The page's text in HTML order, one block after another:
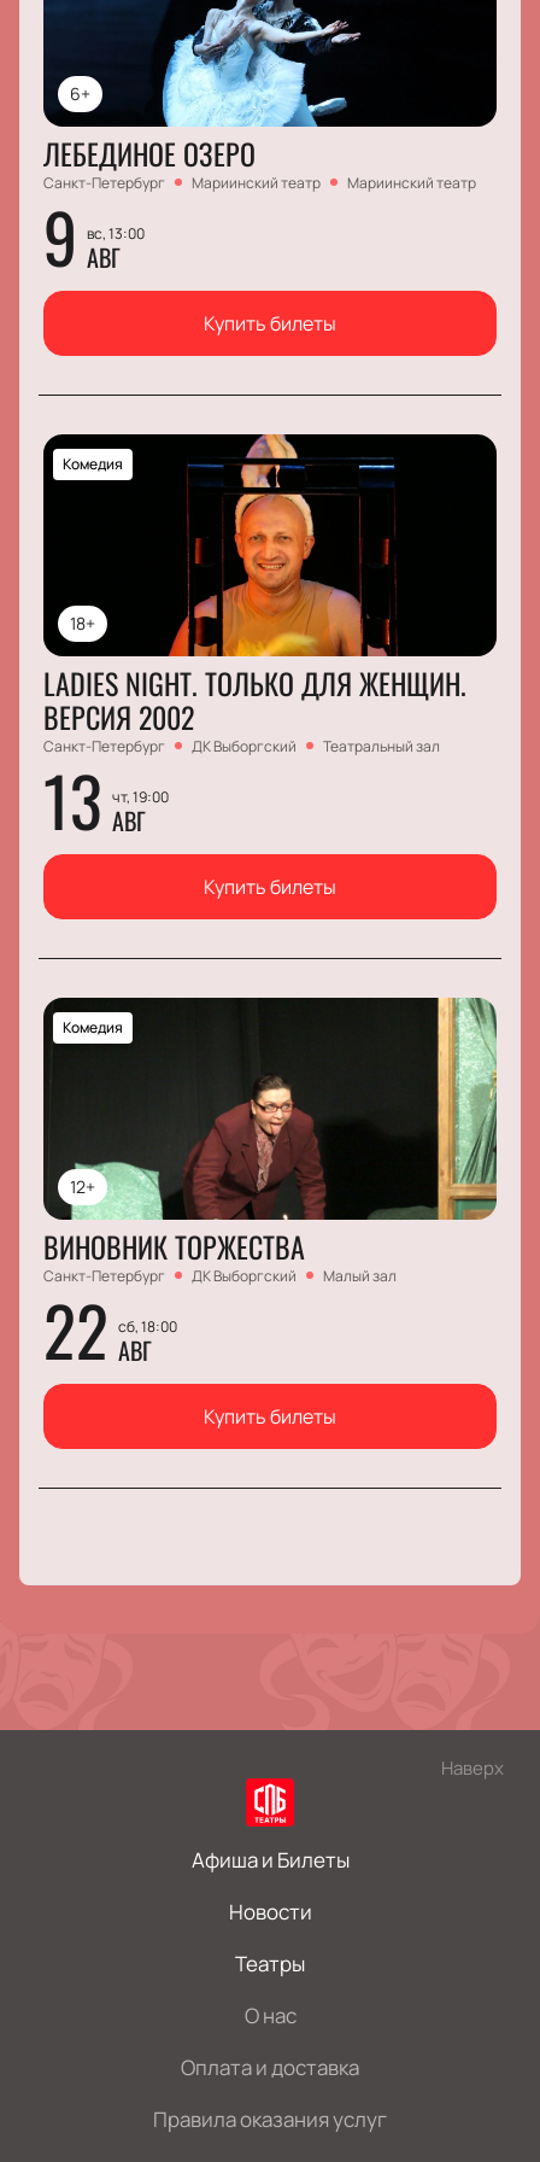
6+
ЛЕБЕДИНОЕ ОЗЕРО
Санкт-Петербург Мариинский театр Мариинский театр
9 вс, 13:00
АВГ
Купить билеты
18+
Комедия
LADIES NIGHT. ТОЛЬКО ДЛЯ ЖЕНЩИН.
ВЕРСИЯ 2002
Санкт-Петербург ДК Выборгский Театральный зал
13 чт, 19:00
АВГ
Купить билеты
12+
Комедия
ВИНОВНИК ТОРЖЕСТВА
Санкт-Петербург ДК Выборгский Малый зал
22 сб, 18:00
АВГ
Купить билеты
Наверх
Афиша и Билеты
Новости
Театры
О нас
Оплата и доставка
Правила оказания услуг